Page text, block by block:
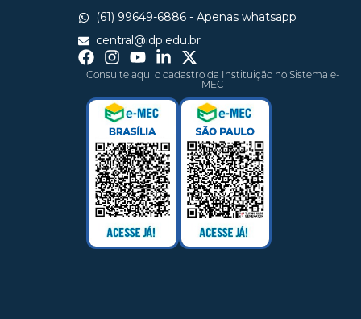
(61) 99649-6886 - Apenas whatsapp
central@idp.edu.br
Consulte aqui o cadastro da Instituição no Sistema e-
MEC